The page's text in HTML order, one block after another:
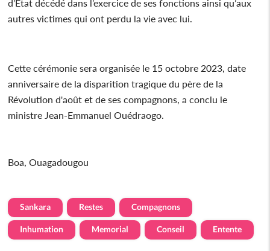
d’Etat décédé dans l’exercice de ses fonctions ainsi qu’aux
autres victimes qui ont perdu la vie avec lui.
Cette cérémonie sera organisée le 15 octobre 2023, date
anniversaire de la disparition tragique du père de la
Révolution d'août et de ses compagnons, a conclu le
ministre Jean-Emmanuel Ouédraogo.
Boa, Ouagadougou
Sankara Restes Compagnons
Inhumation Memorial Conseil Entente